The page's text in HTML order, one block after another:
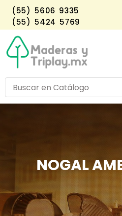
(55) 5606 9335
(55) 5424 5769
NOGAL